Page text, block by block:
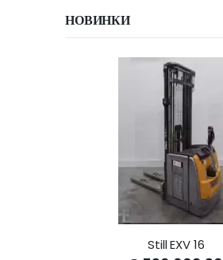
НОВИНКИ
Still EXV 16